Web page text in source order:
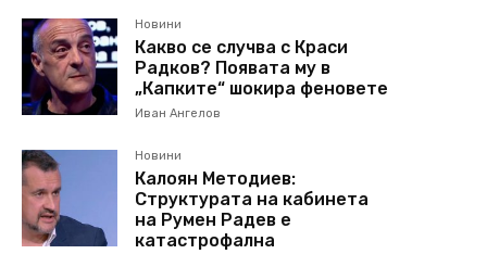
Новини
Какво се случва с Краси
Радков? Появата му в
„Капките“ шокира феновете
Иван Ангелов
Новини
Калоян Методиев:
Структурата на кабинета
на Румен Радев е
катастрофална